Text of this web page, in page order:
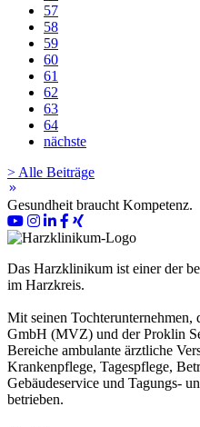
57
58
59
60
61
62
63
64
nächste
> Alle Beiträge
keyboard_double_arrow_right
Gesundheit braucht Kompetenz.
Das Harzklinikum ist einer der
im Harzkreis.
Mit seinen
GmbH (MVZ) und der Proklin
Bereiche ambulante ärztliche
Krankenpflege, Tagespflege,
Gebäudeservice und Tagungs-
betrieben.